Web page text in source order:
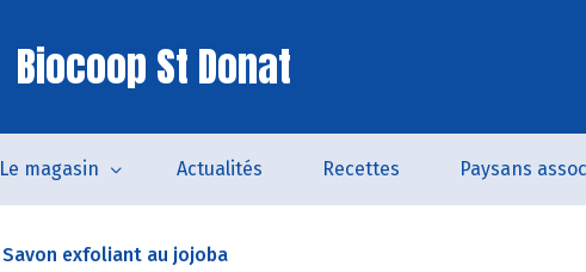
Biocoop St Donat
Le magasin Actualités Recettes Paysans
Savon exfoliant au jojoba